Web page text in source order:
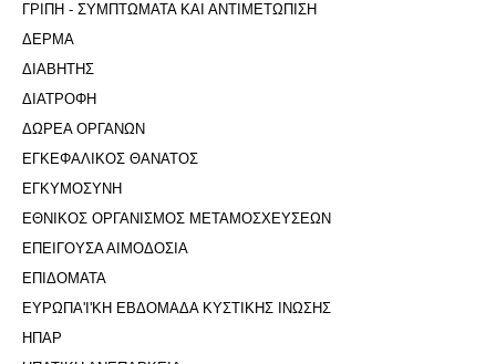
ΓΡΙΠΗ - ΣΥΜΠΤΩΜΑΤΑ ΚΑΙ ΑΝΤΙΜΕΤΩΠΙΣΗ
ΔΕΡΜΑ
ΔΙΑΒΗΤΗΣ
ΔΙΑΤΡΟΦΗ
ΔΩΡΕΑ ΟΡΓΑΝΩΝ
ΕΓΚΕΦΑΛΙΚΟΣ ΘΑΝΑΤΟΣ
ΕΓΚΥΜΟΣΥΝΗ
ΕΘΝΙΚΟΣ ΟΡΓΑΝΙΣΜΟΣ ΜΕΤΑΜΟΣΧΕΥΣΕΩΝ
ΕΠΕΙΓΟΥΣΑ ΑΙΜΟΔΟΣΙΑ
ΕΠΙΔΟΜΑΤΑ
ΕΥΡΩΠΑ'Ι'ΚΗ ΕΒΔΟΜΑΔΑ ΚΥΣΤΙΚΗΣ ΙΝΩΣΗΣ
ΗΠΑΡ